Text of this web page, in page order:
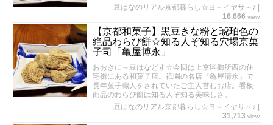
豆はなのリアル京都暮らし☆ヨ～イヤサ～♪
16,666 view
【京都和菓子】黒豆きな粉と琥珀色の
絶品わらび餅☆知る人ぞ知る穴場京菓
子司「亀屋博永」
おおきに～豆はなどす☆今回は上京区御所西の住
宅街にある和菓子店。祇園の名店『亀屋清永』で
長年菓子職人をされていたご主人営むお店。看板
商品のわらび餅は知る人ぞ知る美味しさ。
豆はなのリアル京都暮らし☆ヨ～イヤサ～♪
31,713 view